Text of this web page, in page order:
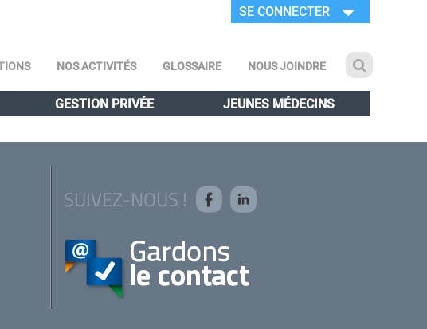
SE CONNECTER
NOS ACTIVITÉS GLOSSAIRE NOUS JOINDRE
GESTION PRIVÉE JEUNES MÉDECINS
SUIVEZ-NOUS !